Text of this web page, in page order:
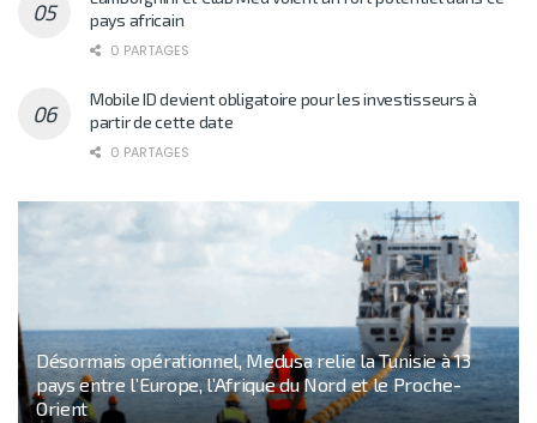
pays africain
0 PARTAGES
Mobile ID devient obligatoire pour les investisseurs à
partir de cette date
0 PARTAGES
Désormais opérationnel, Medusa relie la Tunisie à 13
pays entre l’Europe, l’Afrique du Nord et le Proche-
Orient